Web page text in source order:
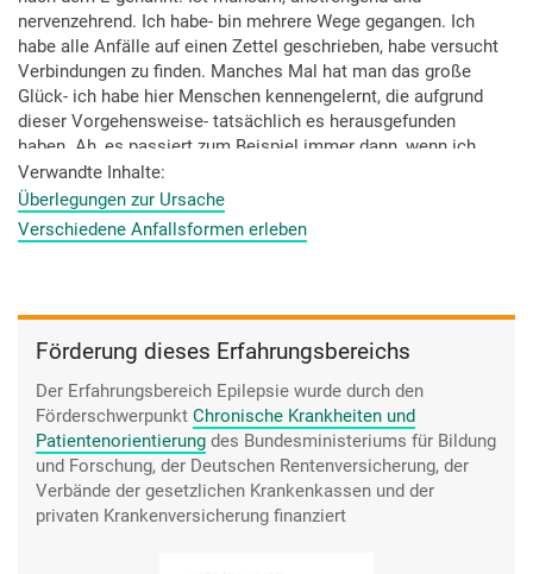
nervenzehrend. Ich habe- bin mehrere Wege gegangen. Ich
habe alle Anfälle auf einen Zettel geschrieben, habe versucht
Verbindungen zu finden. Manches Mal hat man das große
Glück- ich habe hier Menschen kennengelernt, die aufgrund
dieser Vorgehensweise- tatsächlich es herausgefunden
haben. Ah, es passiert zum Beispiel immer dann, wenn ich,
als Beispiel jetzt, es passiert immer dann, wenn ich in
Ruhephasen gehe. Oder es passiert immer dann, wenn ich in
Stress gerate. Wenn es so, wie bei mir in sämtlichen
Situationen passiert, am Bahnhof, daheim beim Backen, bei
Verwandte Inhalte
Überlegungen zur Ursache
Verschiedene Anfallsformen erleben
Förderung dieses Erfahrungsbereichs
Der Erfahrungsbereich Epilepsie wurde durch den
Förderschwerpunkt Chronische Krankheiten und
Patientenorientierung des Bundesministeriums für Bildung
und Forschung, der Deutschen Rentenversicherung, der
Verbände der gesetzlichen Krankenkassen und der
privaten Krankenversicherung finanziert